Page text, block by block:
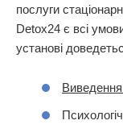
послуги
Detox24 є всі
установі
Виведення